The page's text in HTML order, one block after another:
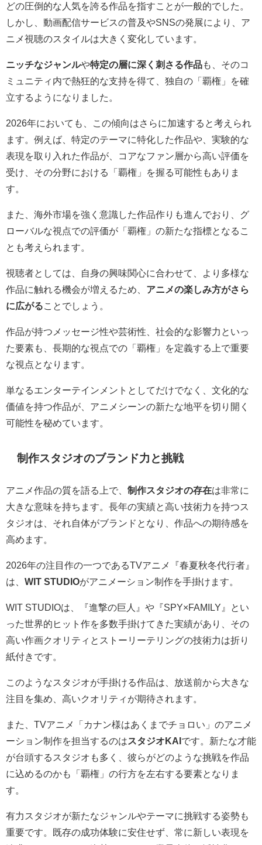
どの圧倒的な人気を誇る作品を指すことが一般的でした。
しかし、動画配信サービスの普及やSNSの発展により、ア
ニメ視聴のスタイルは大きく変化しています。
ニッチなジャンルや特定の層に深く刺さる作品も、そのコ
ミュニティ内で熱狂的な支持を得て、独自の「覇権」を確
立するようになりました。
2026年においても、この傾向はさらに加速すると考えられ
ます。例えば、特定のテーマに特化した作品や、実験的な
表現を取り入れた作品が、コアなファン層から高い評価を
受け、その分野における「覇権」を握る可能性もありま
す。
また、海外市場を強く意識した作品作りも進んでおり、グ
ローバルな視点での評価が「覇権」の新たな指標となるこ
とも考えられます。
視聴者としては、自身の興味関心に合わせて、より多様な
作品に触れる機会が増えるため、 アニメの楽しみ方がさら
に広がる ことでしょう。
作品が持つメッセージ性や芸術性、社会的な影響力といっ
た要素も、長期的な視点での「覇権」を定義する上で重要
な視点となります。
単なるエンターテインメントとしてだけでなく、文化的な
価値を持つ作品が、アニメシーンの新たな地平を切り開く
可能性を秘めています。
制作スタジオのブランド力と挑戦
アニメ作品の質を語る上で、 制作スタジオの存在は非常に
大きな意味を持ちます。長年の実績と高い技術力を持つス
タジオは、それ自体がブランドとなり、作品への期待感を
高めます。
2026年の注目作の一つであるTVアニメ『春夏秋冬代行者』
は、 WIT STUDIOがアニメーション制作を手掛けます。
WIT STUDIOは、『進撃の巨人』や『SPY×FAMILY』とい
った世界的ヒット作を多数手掛けてきた実績があり、その
高い作画クオリティとストーリーテリングの技術力は折り
紙付きです。
このようなスタジオが手掛ける作品は、放送前から大きな
注目を集め、高いクオリティが期待されます。
また、TVアニメ「カナン様はあくまでチョロい」のアニメ
ーション制作を担当するのはスタジオKAI です。新たな才能
が台頭するスタジオも多く、彼らがどのような挑戦を作品
に込めるのかも「覇権」の行方を左右する要素となりま
す。
有力スタジオが新たなジャンルやテーマに挑戦する姿勢も
重要です。既存の成功体験に安住せず、常に新しい表現を